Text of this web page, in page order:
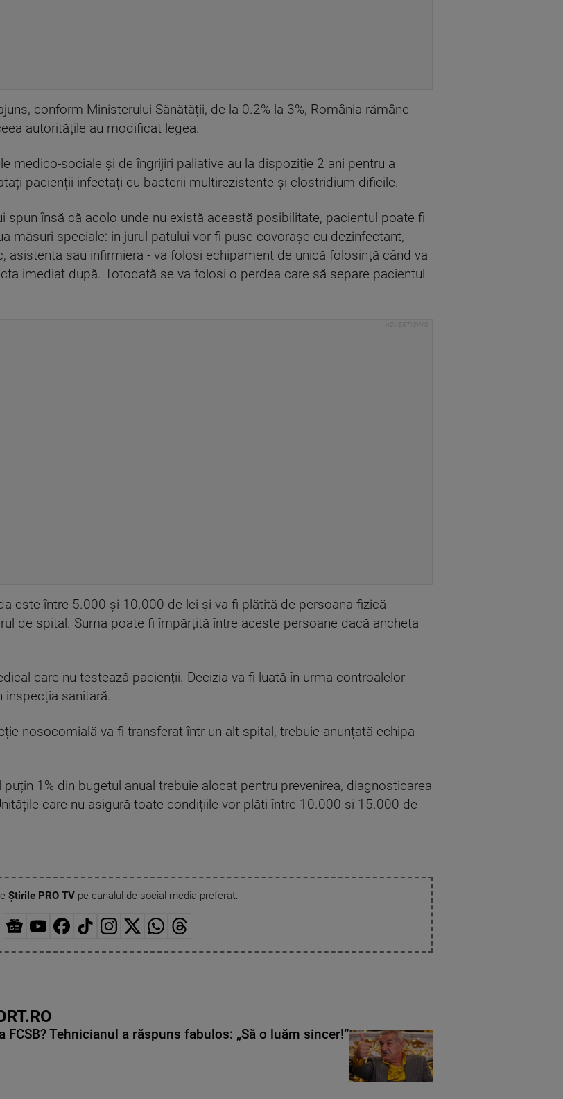
conform Ministerului Sănătății, de la 0.2% la 3%, România rămâne
autoritățile au modificat legea.
medico-sociale și de îngrijiri paliative au la dispoziție 2 ani pentru a
pacienții infectați cu bacterii multirezistente și clostridium dificile.
spun însă că acolo unde nu există această posibilitate, pacientul poate fi
măsuri speciale: in jurul patului vor fi puse covorașe cu dezinfectant,
asistenta sau infirmiera - va folosi echipament de unică folosință când va
imediat după. Totodată se va folosi o perdea care să separe pacientul
este între 5.000 și 10.000 de lei și va fi plătită de persoana fizică
de spital. Suma poate fi împărțită între aceste persoane dacă ancheta
care nu testează pacienții. Decizia va fi luată în urma controalelor
inspecția sanitară.
nosocomială va fi transferat într-un alt spital, trebuie anunțată echipa
1% din bugetul anual trebuie alocat pentru prevenirea, diagnosticarea
care nu asigură toate condițiile vor plăti între 10.000 si 15.000 de
Știrile PRO TVpe canalul de social media preferat:
Tehnicianul a răspuns fabulos: „Să o luăm sincer!”